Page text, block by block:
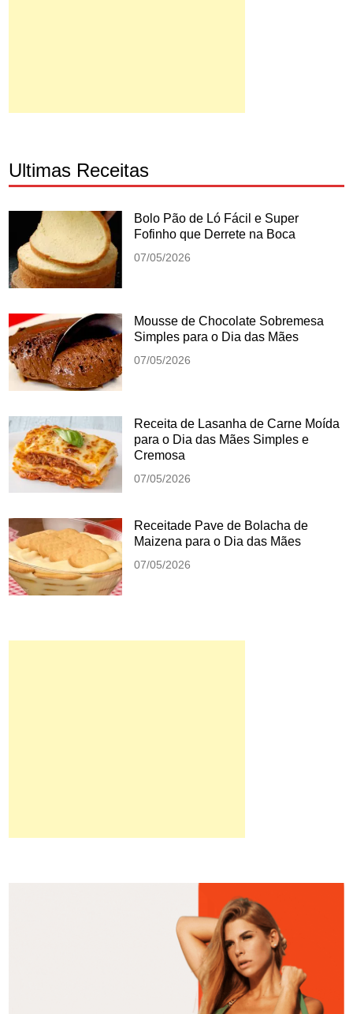
Ultimas Receitas
Bolo Pão de Ló Fácil e Super
Fofinho que Derrete na Boca
07/05/2026
Mousse de Chocolate Sobremesa
Simples para o Dia das Mães
07/05/2026
Receita de Lasanha de Carne Moída
para o Dia das Mães Simples e
Cremosa
07/05/2026
Receitade Pave de Bolacha de
Maizena para o Dia das Mães
07/05/2026